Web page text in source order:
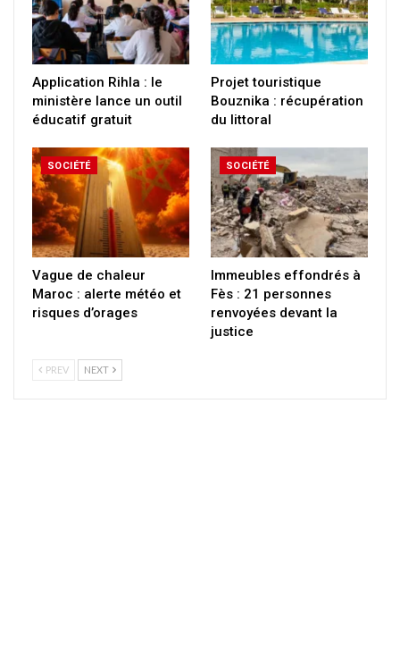
Application Rihla : le
ministère lance un outil
éducatif gratuit
Projet touristique
Bouznika : récupération
du littoral
SOCIÉTÉ
Vague de chaleur
Maroc : alerte météo et
risques d’orages
SOCIÉTÉ
Immeubles effondrés à
Fès : 21 personnes
renvoyées devant la
justice
PREV NEXT